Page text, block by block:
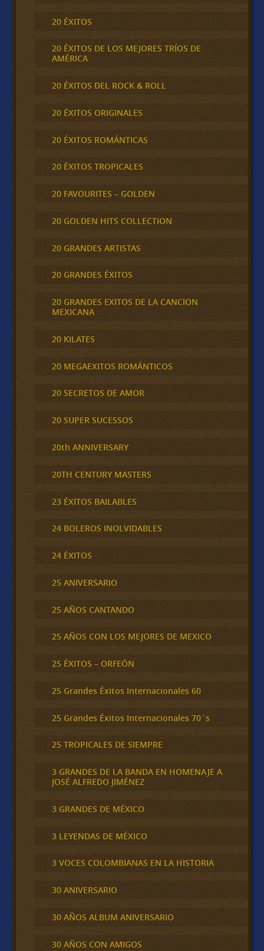
20 ÉXITOS
20 ÉXITOS DE LOS MEJORES TRÍOS DE
AMÉRICA
20 ÉXITOS DEL ROCK & ROLL
20 ÉXITOS ORIGINALES
20 ÉXITOS ROMÁNTICAS
20 ÉXITOS TROPICALES
20 FAVOURITES – GOLDEN
20 GOLDEN HITS COLLECTION
20 GRANDES ARTISTAS
20 GRANDES ÉXITOS
20 GRANDES EXITOS DE LA CANCION
MEXICANA
20 KILATES
20 MEGAEXITOS ROMÁNTICOS
20 SECRETOS DE AMOR
20 SUPER SUCESSOS
20th ANNIVERSARY
20TH CENTURY MASTERS
23 ÉXITOS BAILABLES
24 BOLEROS INOLVIDABLES
24 ÉXITOS
25 ANIVERSARIO
25 AÑOS CANTANDO
25 AÑOS CON LOS MEJORES DE MEXICO
25 ÉXITOS – ORFEÓN
25 Grandes Éxitos Internacionales 60
25 Grandes Éxitos Internacionales 70´s
25 TROPICALES DE SIEMPRE
3 GRANDES DE LA BANDA EN HOMENAJE A
JOSÉ ALFREDO JIMÉNEZ
3 GRANDES DE MÉXICO
3 LEYENDAS DE MÉXICO
3 VOCES COLOMBIANAS EN LA HISTORIA
30 ANIVERSARIO
30 AÑOS ALBUM ANIVERSARIO
30 AÑOS CON AMIGOS